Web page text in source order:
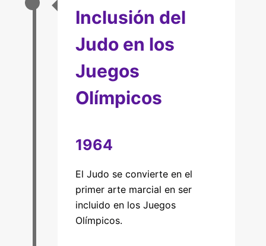
Inclusión del
Judo en los
Juegos
Olímpicos
1964
El Judo se convierte en el
primer arte marcial en ser
incluido en los Juegos
Olímpicos.